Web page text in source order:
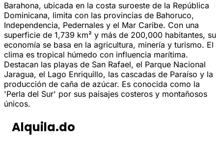
Barahona, ubicada en la costa suroeste de la República
Dominicana, limita con las provincias de Bahoruco,
Independencia, Pedernales y el Mar Caribe. Con una
superficie de 1,739 km² y más de 200,000 habitantes, su
economía se basa en la agricultura, minería y turismo. El
clima es tropical húmedo con influencia marítima.
Destacan las playas de San Rafael, el Parque Nacional
Jaragua, el Lago Enriquillo, las cascadas de Paraíso y la
producción de caña de azúcar. Es conocida como la
'Perla del Sur' por sus paisajes costeros y montañosos
únicos.
Alquila.do